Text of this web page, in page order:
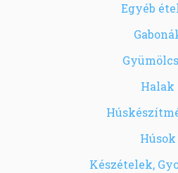
Egyéb
Halak
Húsok
Készételek,